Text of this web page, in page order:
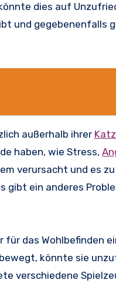
dies auf
und gegebenenfalls
außerhalb ihrer
haben, wie Stress,
verursacht und es
ein anderes
das Wohlbefinden
könnte sie
verschiedene